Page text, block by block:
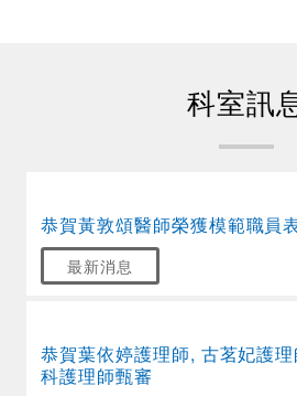
科室訊
恭賀黃敦頌醫師榮獲模範職員
最新消息
恭賀葉依婷護理師, 古茗妃護
科護理師甄審